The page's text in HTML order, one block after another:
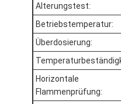
Treten Sie mit uns in
Klebendes Isolierungs-
Glasgewebe-
Alterungstest:
Betriebstemperatur:
Überdosierung:
Horizontale
Flammenprüfung: